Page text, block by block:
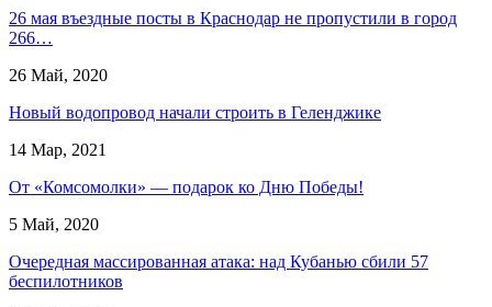
26 мая въездные посты в Краснодар не пропустили в город
266…
26 Май, 2020
Новый водопровод начали строить в Геленджике
14 Мар, 2021
От «Комсомолки» — подарок ко Дню Победы!
5 Май, 2020
​Очередная массированная атака: над Кубанью сбили 57
беспилотников